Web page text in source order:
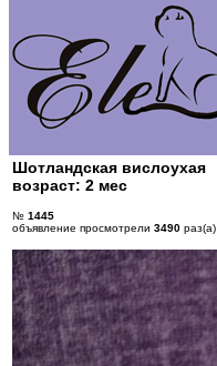
Шотландская вислоухая
возраст: 2 мес
№ 1445
объявление просмотрели 3490 раз(а)